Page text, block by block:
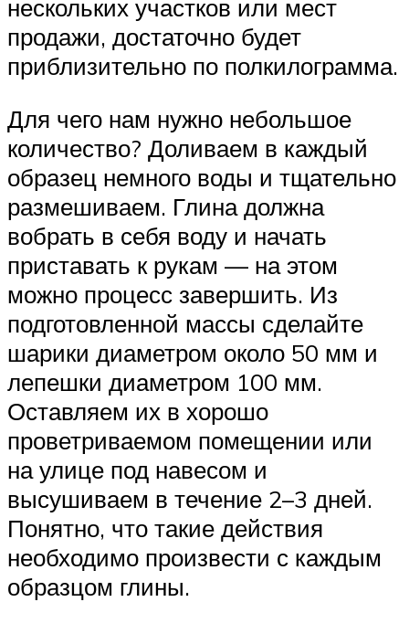
нескольких участков или мест
продажи, достаточно будет
приблизительно по полкилограмма.
Для чего нам нужно небольшое
количество? Доливаем в каждый
образец немного воды и тщательно
размешиваем. Глина должна
вобрать в себя воду и начать
приставать к рукам — на этом
можно процесс завершить. Из
подготовленной массы сделайте
шарики диаметром около 50 мм и
лепешки диаметром 100 мм.
Оставляем их в хорошо
проветриваемом помещении или
на улице под навесом и
высушиваем в течение 2–3 дней.
Понятно, что такие действия
необходимо произвести с каждым
образцом глины.